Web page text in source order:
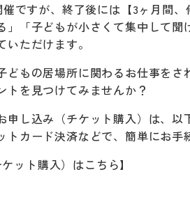
ですが、終了後には【3ヶ月間
」「子どもが小さくて集中して
ただけます。
もの居場所に関わるお仕事をさ
トを見つけてみませんか？
申し込み（チケット購入）は、
カード決済などで、簡単にお手
ット購入）はこちら】